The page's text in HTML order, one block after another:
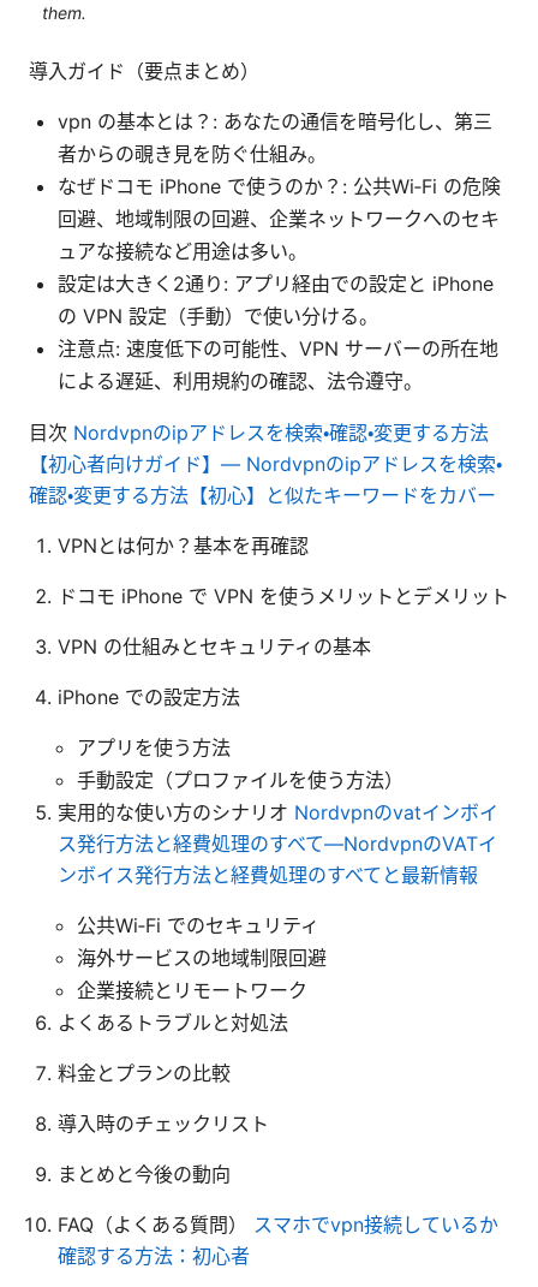
them.
導入ガイド（要点まとめ）
vpn の基本とは？: あなたの通信を暗号化し、第三
者からの覗き見を防ぐ仕組み。
なぜドコモ iPhone で使うのか？: 公共Wi‑Fi の危険
回避、地域制限の回避、企業ネットワークへのセキ
ュアな接続など用途は多い。
設定は大きく2通り: アプリ経由での設定と iPhone
の VPN 設定（手動）で使い分ける。
注意点: 速度低下の可能性、VPN サーバーの所在地
による遅延、利用規約の確認、法令遵守。
目次 Nordvpnのipアドレスを検索・確認・変更する方法
【初心者向けガイド】— Nordvpnのipアドレスを検索・
確認・変更する方法【初心】と似たキーワードをカバー
VPNとは何か？基本を再確認
ドコモ iPhone で VPN を使うメリットとデメリット
VPN の仕組みとセキュリティの基本
iPhone での設定方法
アプリを使う方法
手動設定（プロファイルを使う方法）
実用的な使い方のシナリオ Nordvpnのvatインボイ
ス発行方法と経費処理のすべて—NordvpnのVATイ
ンボイス発行方法と経費処理のすべてと最新情報
公共Wi‑Fi でのセキュリティ
海外サービスの地域制限回避
企業接続とリモートワーク
よくあるトラブルと対処法
料金とプランの比較
導入時のチェックリスト
まとめと今後の動向
FAQ（よくある質問） スマホでvpn接続しているか
確認する方法：初心者